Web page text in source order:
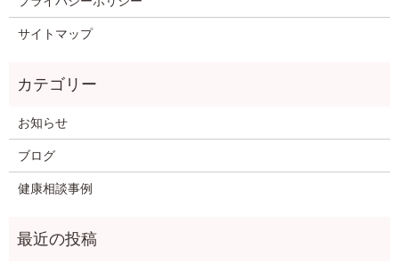
サイトマップ
お知らせ
ブログ
健康相談事例